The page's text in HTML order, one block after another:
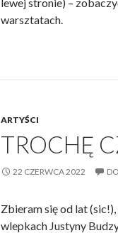
warsztatach.
ARTYŚCI
TROCHĘ
22 CZERWCA 2022
Zbieram się od lat
wlepkach Justyny